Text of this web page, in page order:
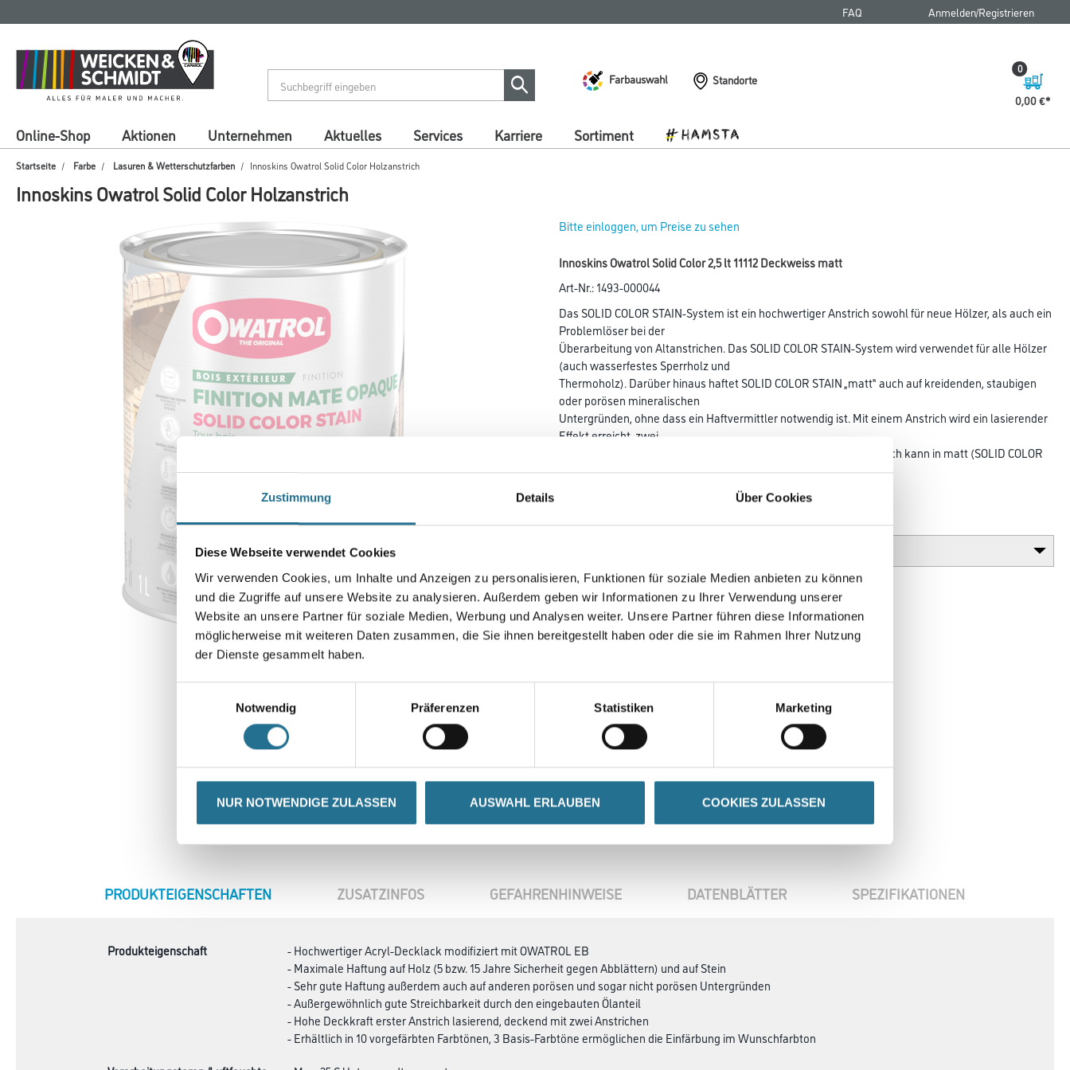
Zustimmung Details Über Cookies
Diese Webseite verwendet Cookies
Wir verwenden Cookies, um Inhalte und Anzeigen zu personalisieren, Funktionen für soziale Medien anbieten zu können
und die Zugriffe auf unsere Website zu analysieren. Außerdem geben wir Informationen zu Ihrer Verwendung unserer
Website an unsere Partner für soziale Medien, Werbung und Analysen weiter. Unsere Partner führen diese Informationen
möglicherweise mit weiteren Daten zusammen, die Sie ihnen bereitgestellt haben oder die sie im Rahmen Ihrer Nutzung
der Dienste gesammelt haben.
Notwendig
Präferenzen Statistiken Marketing
NUR NOTWENDIGE ZULASSEN AUSWAHL ERLAUBEN COOKIES ZULASSEN
springen
springen
FAQ Anmelden/Registrieren
Farbauswahl
Standorte
0,00 €
0
Online-Shop Aktionen Unternehmen Aktuelles Services Karriere Sortiment
Startseite Farbe Lasuren & Wetterschutzfarben Innoskins Owatrol Solid Color Holzanstrich
Innoskins Owatrol Solid Color Holzanstrich
Bitte einloggen, um Preise zu sehen
Innoskins Owatrol Solid Color 2,5 lt 11112 Deckweiss matt
Art-Nr.:1493-000044
Das SOLID COLOR STAIN-System ist ein hochwertiger Anstrich sowohl für neue Hölzer, als auch ein
Problemlöser bei der
Überarbeitung von Altanstrichen. Das SOLID COLOR STAIN-System wird verwendet für alle Hölzer
(auch wasserfestes Sperrholz und
Thermoholz). Darüber hinaus haftet SOLID COLOR STAIN „matt“ auch auf kreidenden, staubigen
oder porösen mineralischen
Untergründen, ohne dass ein Haftvermittler notwendig ist. Mit einem Anstrich wird ein lasierender
Effekt erreicht, zwei
Anstriche ergeben eine deckende Beschichtung. Der zweite Anstrich kann in matt (SOLID COLOR
STAIN „matt“) oder seidenglänzend
Farbtonbezeichnung Glanzgrad
Gebinde
Zur Farbauswahl für Ihren
Wunschfarbton
CURRENT
PRODUKTEIGENSCHAFTEN ZUSATZINFOS GEFAHRENHINWEISE DATENBLÄTTER SPEZIFIKATIONEN
Produkteigenschaft
- Hochwertiger Acryl-Decklack modifiziert mit OWATROL EB
- Maximale Haftung auf Holz (5 bzw. 15 Jahre Sicherheit gegen Abblättern) und auf Stein
- Sehr gute Haftung außerdem auch auf anderen porösen und sogar nicht porösen Untergründen
- Außergewöhnlich gute Streichbarkeit durch den eingebauten Ölanteil
- Hohe Deckkraft erster Anstrich lasierend, deckend mit zwei Anstrichen
- Erhältlich in 10 vorgefärbten Farbtönen, 3 Basis-Farbtöne ermöglichen die Einfärbung im Wunschfarbton